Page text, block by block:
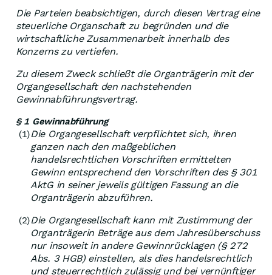
Die Parteien beabsichtigen, durch diesen Vertrag eine
steuerliche Organschaft zu begründen und die
wirtschaftliche Zusammenarbeit innerhalb des
Konzerns zu vertiefen.
Zu diesem Zweck schließt die Organträgerin mit der
Organgesellschaft den nachstehenden
Gewinnabführungsvertrag.
§ 1 Gewinnabführung
(1)Die Organgesellschaft verpflichtet sich, ihren
ganzen nach den maßgeblichen
handelsrechtlichen Vorschriften ermittelten
Gewinn entsprechend den Vorschriften des § 301
AktG in seiner jeweils gültigen Fassung an die
Organträgerin abzuführen.
(2)Die Organgesellschaft kann mit Zustimmung der
Organträgerin Beträge aus dem Jahresüberschuss
nur insoweit in andere Gewinnrücklagen (§ 272
Abs. 3 HGB) einstellen, als dies handelsrechtlich
und steuerrechtlich zulässig und bei vernünftiger